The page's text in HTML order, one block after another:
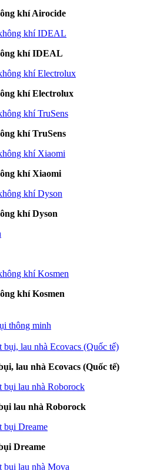
khí Airocide
khí IDEAL
khí Electrolux
khí TruSens
khí Xiaomi
khí Dyson
khí Kosmen
thông minh
lau nhà Ecovacs (Quốc tế)
lau nhà Roborock
Dreame